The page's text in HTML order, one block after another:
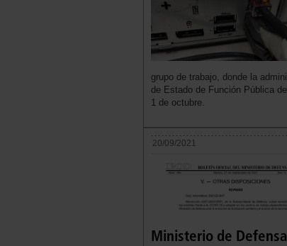
grupo de trabajo, donde la
de Estado de Función Pública
1 de octubre.
20/09/2021
Ministerio de Defensa